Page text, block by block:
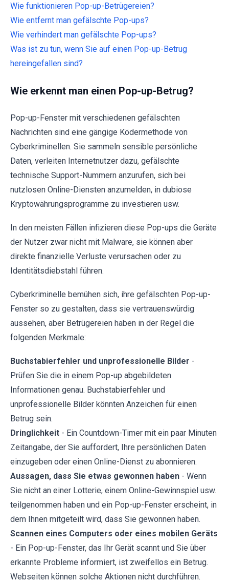
Wie funktionieren Pop-up-Betrügereien?
Wie entfernt man gefälschte Pop-ups?
Wie verhindert man gefälschte Pop-ups?
Was ist zu tun, wenn Sie auf einen Pop-up-Betrug
hereingefallen sind?
Wie erkennt man einen Pop-up-Betrug?
Pop-up-Fenster mit verschiedenen gefälschten
Nachrichten sind eine gängige Ködermethode von
Cyberkriminellen. Sie sammeln sensible persönliche
Daten, verleiten Internetnutzer dazu, gefälschte
technische Support-Nummern anzurufen, sich bei
nutzlosen Online-Diensten anzumelden, in dubiose
Kryptowährungsprogramme zu investieren usw.
In den meisten Fällen infizieren diese Pop-ups die Geräte
der Nutzer zwar nicht mit Malware, sie können aber
direkte finanzielle Verluste verursachen oder zu
Identitätsdiebstahl führen.
Cyberkriminelle bemühen sich, ihre gefälschten Pop-up-
Fenster so zu gestalten, dass sie vertrauenswürdig
aussehen, aber Betrügereien haben in der Regel die
folgenden Merkmale:
Buchstabierfehler und unprofessionelle Bilder -
Prüfen Sie die in einem Pop-up abgebildeten
Informationen genau. Buchstabierfehler und
unprofessionelle Bilder könnten Anzeichen für einen
Betrug sein.
Dringlichkeit - Ein Countdown-Timer mit ein paar Minuten
Zeitangabe, der Sie auffordert, Ihre persönlichen Daten
einzugeben oder einen Online-Dienst zu abonnieren.
Aussagen, dass Sie etwas gewonnen haben - Wenn
Sie nicht an einer Lotterie, einem Online-Gewinnspiel usw.
teilgenommen haben und ein Pop-up-Fenster erscheint, in
dem Ihnen mitgeteilt wird, dass Sie gewonnen haben.
Scannen eines Computers oder eines mobilen Geräts
- Ein Pop-up-Fenster, das Ihr Gerät scannt und Sie über
erkannte Probleme informiert, ist zweifellos ein Betrug.
Webseiten können solche Aktionen nicht durchführen.